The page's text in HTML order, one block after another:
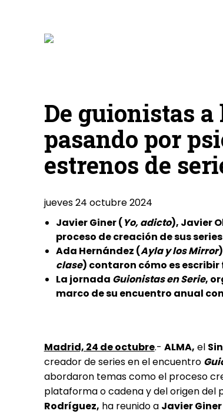
De guionistas
pasando por
estrenos de
jueves 24 octubre 2024
Javier Giner (Yo, adicto), Javier
proceso de creación de sus series
Ada Hernández (Ayla y los Mirror
clase) contaron cómo es
La jornada Guionistas en Serie,
marco de su encuentro anual
Madrid, 24 de octubre.- ALMA, el
creador de series en el encuentro
abordaron temas como el proceso
plataforma o cadena y del origen del
Rodríguez, ha reunido a Javier